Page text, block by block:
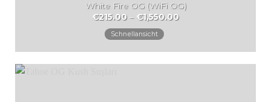
White Fire OG (WiFi OG)
€215.00 – €1,550.00Preisspanne:
Schnellansicht